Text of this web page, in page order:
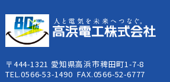
〒444-1321 愛知県高浜市稗田町1-7-8
TEL.0566-53-1490 FAX.0566-52-6777